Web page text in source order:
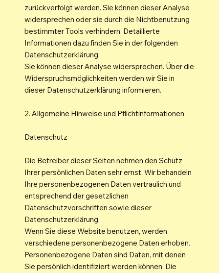
zurückverfolgt werden. Sie können dieser Analyse
widersprechen oder sie durch die Nichtbenutzung
bestimmter Tools verhindern. Detaillierte
Informationen dazu finden Sie in der folgenden
Datenschutzerklärung.
Sie können dieser Analyse widersprechen. Über die
Widerspruchsmöglichkeiten werden wir Sie in
dieser Datenschutzerklärung informieren.
2. Allgemeine Hinweise und Pflichtinformationen
Datenschutz
Die Betreiber dieser Seiten nehmen den Schutz
Ihrer persönlichen Daten sehr ernst. Wir behandeln
Ihre personenbezogenen Daten vertraulich und
entsprechend der gesetzlichen
Datenschutzvorschriften sowie dieser
Datenschutzerklärung.
Wenn Sie diese Website benutzen, werden
verschiedene personenbezogene Daten erhoben.
Personenbezogene Daten sind Daten, mit denen
Sie persönlich identifiziert werden können. Die